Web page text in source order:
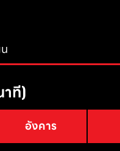
ที)
อังคาร